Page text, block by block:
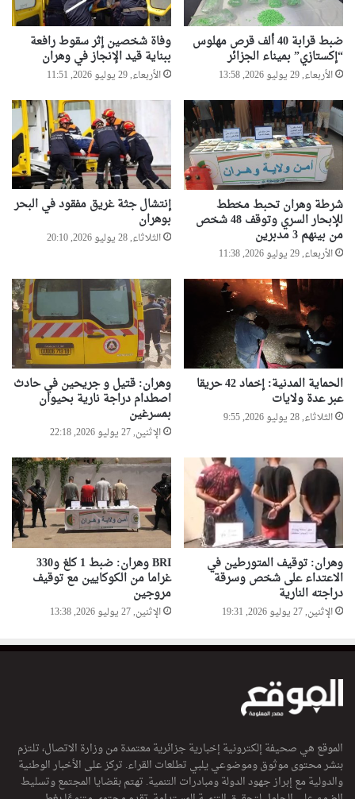
ضبط قرابة 40 ألف قرص مهلوس
“إكستازي” بميناء الجزائر
الأربعاء, 29 يوليو 2026, 13:58
وفاة شخصين إثر سقوط رافعة
ببناية قيد الإنجاز في وهران
الأربعاء, 29 يوليو 2026, 11:51
شرطة وهران تحبط مخطط
للإبحار السري وتوقف 48 شخص
من بينهم 3 مدبرين
الأربعاء, 29 يوليو 2026, 11:38
إنتشال جثة غريق مفقود في البحر
بوهران
الثلاثاء, 28 يوليو 2026, 20:10
الحماية المدنية: إخماد 42 حريقا
عبر عدة ولايات
الثلاثاء, 28 يوليو 2026, 9:55
وهران: قتيل و جريحين في حادث
اصطدام دراجة نارية بحيوان
بمسرغين
الإثنين, 27 يوليو 2026, 22:18
وهران: توقيف المتورطين في
الاعتداء على شخص وسرقة
دراجته النارية
الإثنين, 27 يوليو 2026, 19:31
BRI وهران: ضبط 1 كلغ و330
غراما من الكوكايين مع توقيف
مروجين
الإثنين, 27 يوليو 2026, 13:38
الموقع هي صحيفة إلكترونية إخبارية جزائرية معتمدة من وزارة الاتصال، تلتزم
بنشر محتوى موثوق وموضوعي يلبي تطلعات القراء. تركز على الأخبار الوطنية
والدولية مع إبراز جهود الدولة ومبادرات التنمية. تهتم بقضايا المجتمع وتسليط